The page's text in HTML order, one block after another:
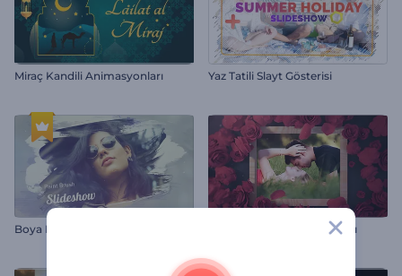
Miraç Kandili Animasyonları Yaz Tatili Slayt Gösterisi
Boya Fırçası Slayt Gösterisi Aşk Fotoğraf Çerçeve Açılışı